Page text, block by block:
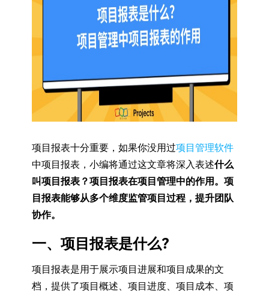
项目报表十分重要，如果你没用过项目管理软件
中项目报表，小编将通过这文章将深入表述什么
叫项目报表？项目报表在项目管理中的作用。项
目报表能够从多个维度监管项目过程，提升团队
协作。
一、项目报表是什么?
项目报表是用于展示项目进展和项目成果的文
档，提供了项目概述、项目进度、项目成本、项